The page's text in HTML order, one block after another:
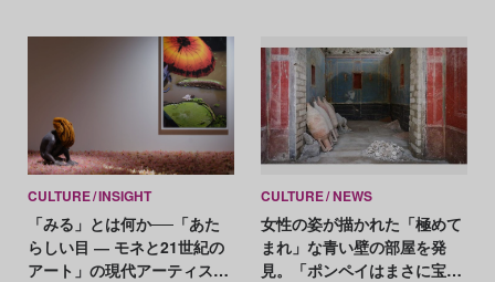
CULTURE INSIGHT
「みる」とは何か──「あた
らしい目 ― モネと21世紀の
アート」の現代アーティスト
CULTURE NEWS
女性の姿が描かれた「極めて
まれ」な青い壁の部屋を発
見。「ポンペイはまさに宝